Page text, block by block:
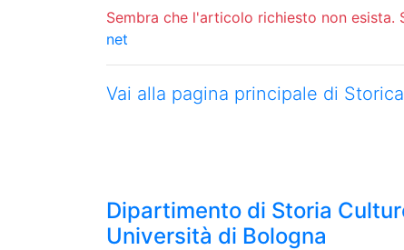
Sembra che l'articolo richiesto non
net
Vai alla pagina principale di
Dipartimento di Storia
Università di Bologna